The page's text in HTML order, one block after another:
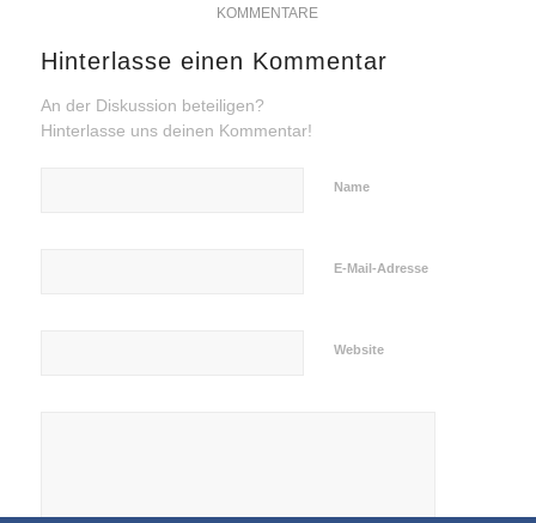
KOMMENTARE
Hinterlasse einen Kommentar
An der Diskussion beteiligen?
Hinterlasse uns deinen Kommentar!
Name
E-Mail-Adresse
Website